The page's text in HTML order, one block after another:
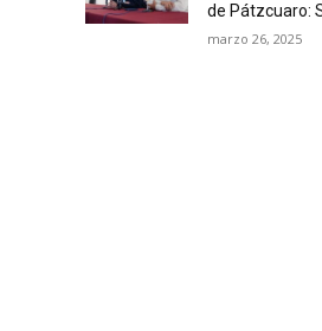
de Pátzcuaro:
marzo 26, 2025